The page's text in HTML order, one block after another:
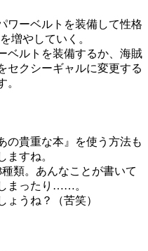
ワーベルトを装備して性格
増やしていく。
ベルトを装備するか、海賊
セクシーギャルに変更する
。
の貴重な本』を使う方法も
ますね。
類。あんなことが書いて
まったり……。
ょうね？（苦笑）